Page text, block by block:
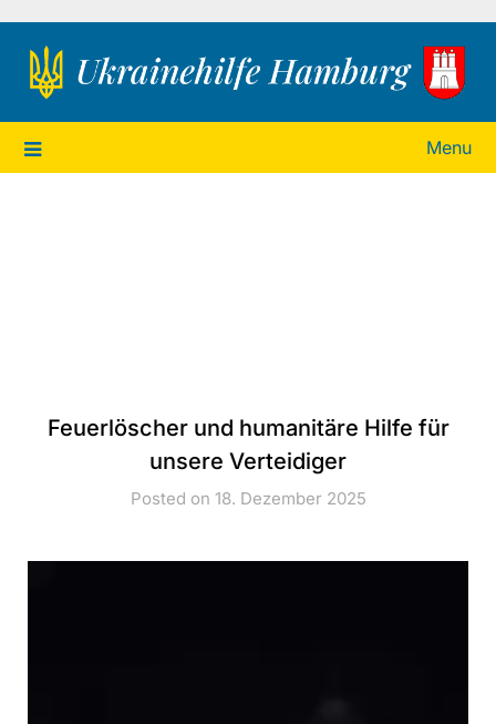
Ukrainehilfe Hamburg
Menu
Feuerlöscher und humanitäre Hilfe für
unsere Verteidiger
Posted on 18. Dezember 2025